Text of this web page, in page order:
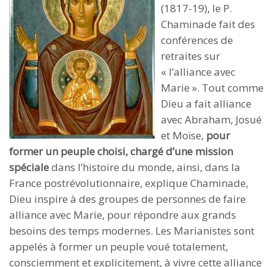
(1817-19), le P.
Chaminade fait des
conférences de
retraites sur
« l’alliance avec
Marie ». Tout comme
Dieu a fait alliance
avec Abraham, Josué
et Moïse, pour
former un peuple choisi, chargé d’une mission
spécialedans l’histoire du monde, ainsi, dans la
France postrévolutionnaire, explique Chaminade,
Dieu inspire à des groupes de personnes de faire
alliance avec Marie, pour répondre aux grands
besoins des temps modernes. Les Marianistes sont
appelés à former un peuple voué totalement,
consciemment et explicitement, à vivre cette alliance